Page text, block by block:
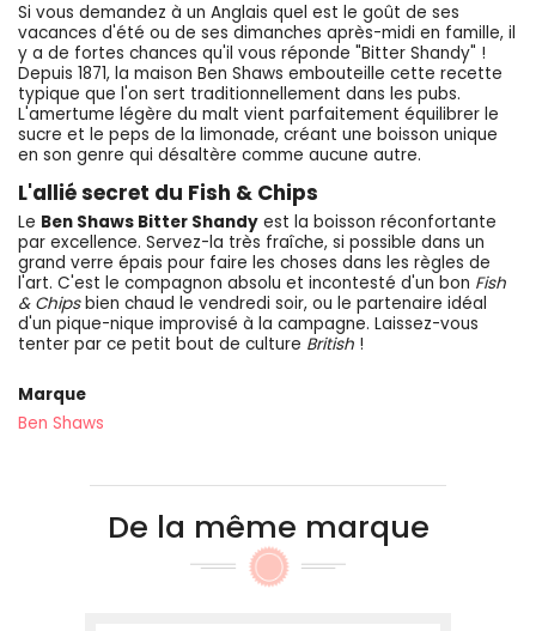
Si vous demandez à un Anglais quel est le goût de ses
vacances d'été ou de ses dimanches après-midi en famille, il
y a de fortes chances qu'il vous réponde "Bitter Shandy" !
Depuis 1871, la maison Ben Shaws embouteille cette recette
typique que l'on sert traditionnellement dans les pubs.
L'amertume légère du malt vient parfaitement équilibrer le
sucre et le peps de la limonade, créant une boisson unique
en son genre qui désaltère comme aucune autre.
L'allié secret du Fish & Chips
Le Ben Shaws Bitter Shandy est la boisson réconfortante
par excellence. Servez-la très fraîche, si possible dans un
grand verre épais pour faire les choses dans les règles de
l'art. C'est le compagnon absolu et incontesté d'un bon Fish
& Chipsbien chaud le vendredi soir, ou le partenaire idéal
d'un pique-nique improvisé à la campagne. Laissez-vous
tenter par ce petit bout de culture British !
Marque
Ben Shaws
De la même marque